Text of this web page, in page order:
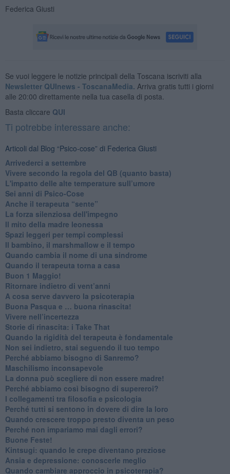
Federica Giusti
Se vuoi leggere le notizie principali della Toscana iscriviti alla
Newsletter QUInews - ToscanaMedia. Arriva gratis tutti i giorni
alle 20:00 direttamente nella tua casella di posta.
Basta cliccare QUI
Ti potrebbe interessare anche:
Articoli dal Blog “Psico-cose” di Federica Giusti
​Arrivederci a settembre
​Vivere secondo la regola del QB (quanto basta)
​L'impatto delle alte temperature sull’umore
Sei anni di Psico-Cose
​Anche il terapeuta “sente”
​La forza silenziosa dell'impegno
​Il mito della madre leonessa
Spazi leggeri per tempi complessi
Il bambino, il marshmallow e il tempo
​Quando cambia il nome di una sindrome
​Quando il terapeuta torna a casa
​Buon 1 Maggio!
Ritornare indietro di vent’anni
​A cosa serve davvero la psicoterapia
​Buona Pasqua e … buona rinascita!
​Vivere nell’incertezza
​Storie di rinascita: i Take That
​Quando la rigidità del terapeuta è fondamentale
​Non sei indietro, stai seguendo il tuo tempo
​Perché abbiamo bisogno di Sanremo?
​Maschilismo inconsapevole
​La donna può scegliere di non essere madre!
​Perché abbiamo così bisogno di supereroi?
​I collegamenti tra filosofia e psicologia
​Perché tutti si sentono in dovere di dire la loro
​Quando crescere troppo presto diventa un peso
​Perché non impariamo mai dagli errori?
​Buone Feste!
​Kintsugi: quando le crepe diventano preziose
Ansia e depressione: conoscerle meglio
Quando cambiare approccio in psicoterapia?